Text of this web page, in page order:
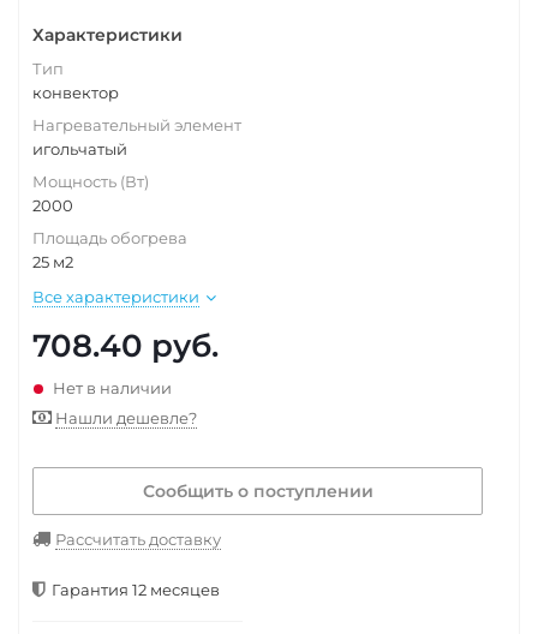
Характеристики
Тип
конвектор
Нагревательный элемент
игольчатый
Мощность (Вт)
2000
Площадь обогрева
25 м2
Все характеристики
708.40 руб.
Нет в наличии
Нашли дешевле?
Сообщить о поступлении
Рассчитать доставку
Гарантия 12 месяцев